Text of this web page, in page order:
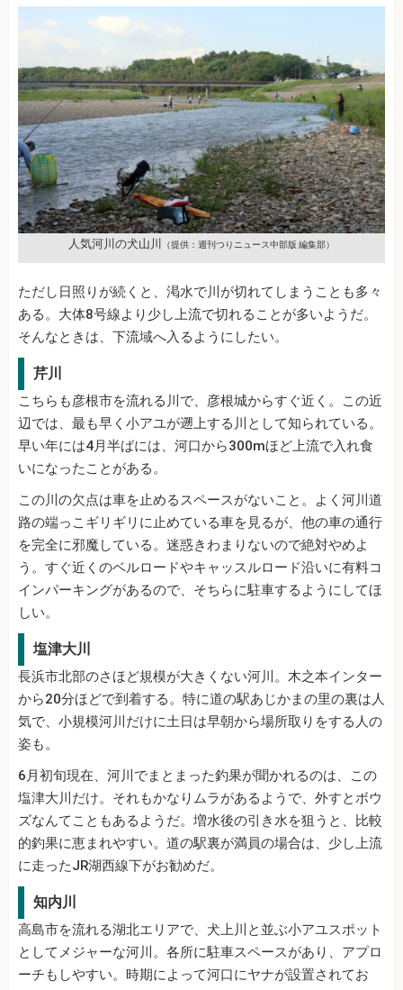
人気河川の犬山川 （提供：週刊つりニュース中部版 編集部）
ただし日照りが続くと、渇水で川が切れてしまうことも多々
ある。大体8号線より少し上流で切れることが多いようだ。
そんなときは、下流域へ入るようにしたい。
芹川
こちらも彦根市を流れる川で、彦根城からすぐ近く。この近
辺では、最も早く小アユが遡上する川として知られている。
早い年には4月半ばには、河口から300mほど上流で入れ食
いになったことがある。
この川の欠点は車を止めるスペースがないこと。よく河川道
路の端っこギリギリに止めている車を見るが、他の車の通行
を完全に邪魔している。迷惑きわまりないので絶対やめよ
う。すぐ近くのベルロードやキャッスルロード沿いに有料コ
インパーキングがあるので、そちらに駐車するようにしてほ
しい。
塩津大川
長浜市北部のさほど規模が大きくない河川。木之本インター
から20分ほどで到着する。特に道の駅あじかまの里の裏は人
気で、小規模河川だけに土日は早朝から場所取りをする人の
姿も。
6月初旬現在、河川でまとまった釣果が聞かれるのは、この
塩津大川だけ。それもかなりムラがあるようで、外すとボウ
ズなんてこともあるようだ。増水後の引き水を狙うと、比較
的釣果に恵まれやすい。道の駅裏が満員の場合は、少し上流
に走ったJR湖西線下がお勧めだ。
知内川
高島市を流れる湖北エリアで、犬上川と並ぶ小アユスポット
としてメジャーな河川。各所に駐車スペースがあり、アプロ
ーチもしやすい。時期によって河口にヤナが設置されてお